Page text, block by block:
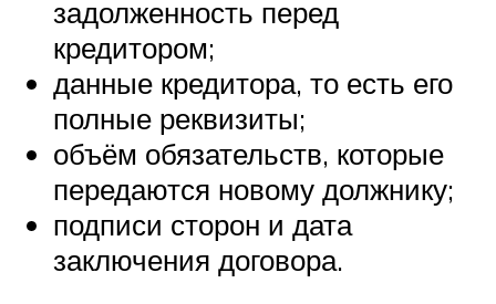
задолженность перед
кредитором;
данные кредитора, то есть его
полные реквизиты;
объём обязательств, которые
передаются новому должнику;
подписи сторон и дата
заключения договора.